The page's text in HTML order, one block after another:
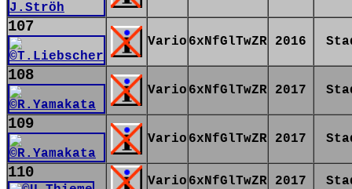
107
Vario 6xNfGlTwZR 2016
108
Vario 6xNfGlTwZR 2017
109
Vario 6xNfGlTwZR 2017
110 Vario 6xNfGlTwZR 2017